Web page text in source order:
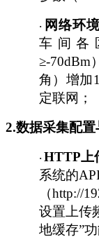
· 网络环
车间各
≥-70dBm
角）增加
定联网；
2.数据采集配置
· HTTP上
系统的
（http://
设置上传
地缓存”